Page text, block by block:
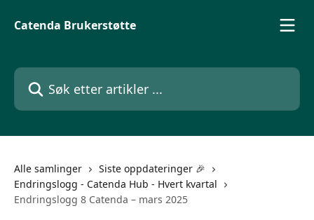
Catenda Brukerstøtte
Søk etter artikler ...
Alle samlinger
Siste oppdateringer 🎉
Endringslogg - Catenda Hub - Hvert kvartal
Endringslogg 8 Catenda – mars 2025